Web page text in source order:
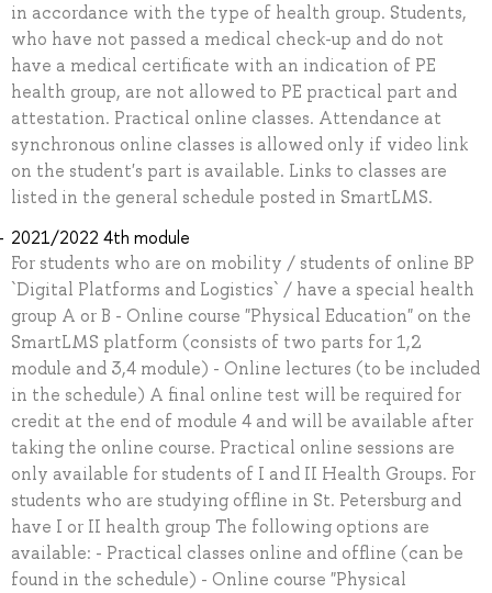
in accordance with the type of health group. Students,
who have not passed a medical check-up and do not
have a medical certificate with an indication of PE
health group, are not allowed to PE practical part and
attestation. Practical online classes. Attendance at
synchronous online classes is allowed only if video link
on the student's part is available. Links to classes are
listed in the general schedule posted in SmartLMS.
2021/2022 4th module
For students who are on mobility / students of online BP
`Digital Platforms and Logistics` / have a special health
group A or B - Online course "Physical Education" on the
SmartLMS platform (consists of two parts for 1,2
module and 3,4 module) - Online lectures (to be included
in the schedule) A final online test will be required for
credit at the end of module 4 and will be available after
taking the online course. Practical online sessions are
only available for students of I and II Health Groups. For
students who are studying offline in St. Petersburg and
have I or II health group The following options are
available: - Practical classes online and offline (can be
found in the schedule) - Online course "Physical